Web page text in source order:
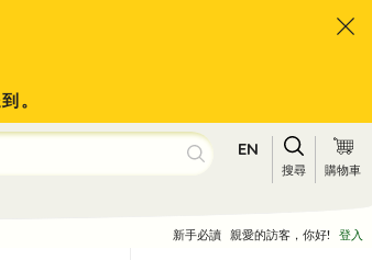
。
EN
搜尋 購物車
新手必讀 親愛的訪客，你好! 登入